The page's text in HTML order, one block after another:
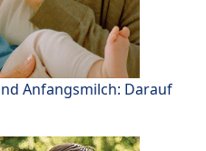
Anfangsmilch: Darauf